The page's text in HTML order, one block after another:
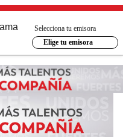
Selecciona tu emisora
Elige tu emisora